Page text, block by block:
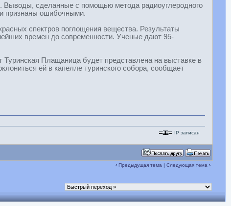
Выводы, сделанные с помощью метода радиоуглеродного
признаны ошибочными.
спектров поглощения вещества. Результаты
времен до современности. Ученые дают 95-
Плащаница будет представлена на выставке в
ей в капелле туринского собора, сообщает
IP записан
‹ Предыдущая тема | Следующая тема ›